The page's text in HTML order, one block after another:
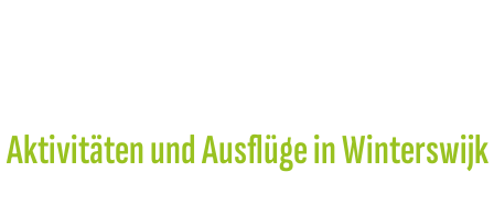
Aktivitäten und Ausflüge in Winterswijk